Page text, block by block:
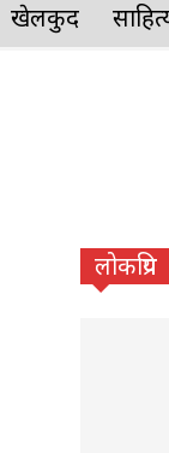
खेलकुद
लोकप्रिय